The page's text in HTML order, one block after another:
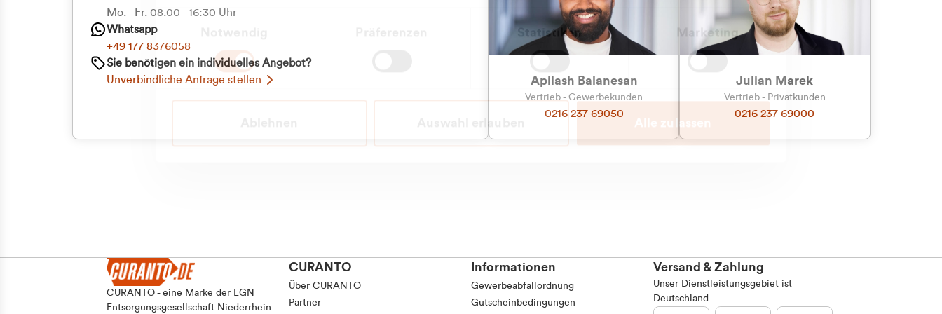
Einwilligungsauswahl
Statistiken Marketing
Alle zulassen
Mo. - Fr. 08.00 - 16:30 Uhr
Whatsapp
+49 177 8376058
Sie benötigen ein individuelles Angebot?
Unverbindliche Anfrage stellen
Apilash Balanesan
Vertrieb - Gewerbekunden
0216 237 69050
Julian Marek
Vertrieb - Privatkunden
0216 237 69000
CURANTO - eine Marke der EGN
Entsorgungsgesellschaft Niederrhein
CURANTO
Über CURANTO
Partner
Informationen
Gewerbeabfallordnung
Gutscheinbedingungen
Versand & Zahlung
Unser Dienstleistungsgebiet ist
Deutschland.